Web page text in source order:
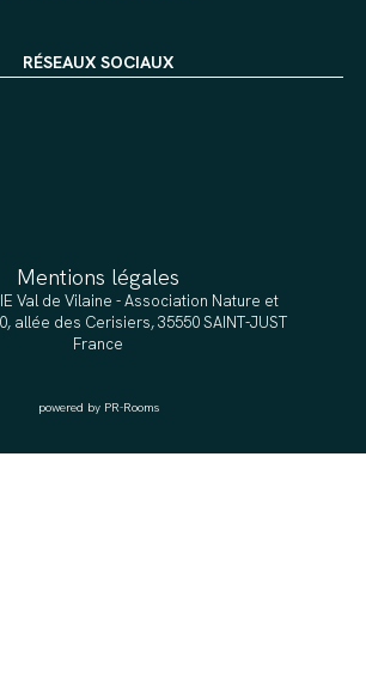
RÉSEAUX SOCIAUX
Mentions légales
Val de Vilaine - Association Nature et
allée des Cerisiers, 35550 SAINT-JUST
France
powered by PR-Rooms